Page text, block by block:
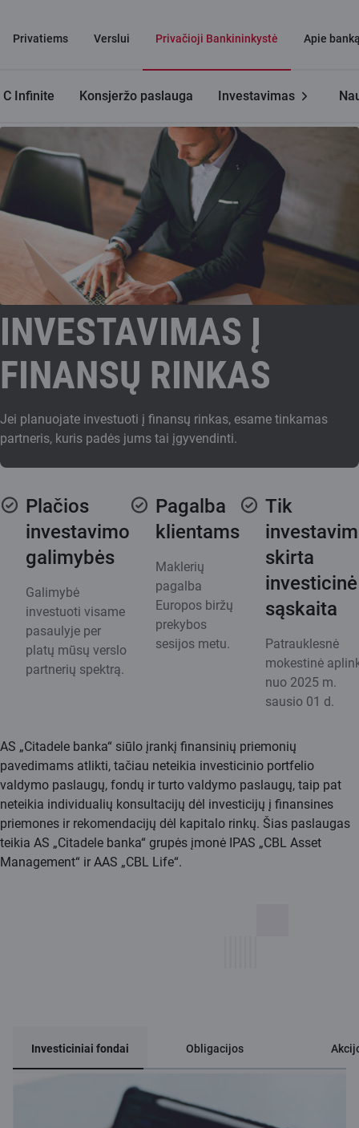
Privatiems Verslui Privačioji Bankininkystė Apie
C Infinite Konsjeržo paslauga Investavimas
INVESTAVIMAS Į
FINANSŲ RINKAS
Jei planuojate investuoti į finansų rinkas, esame tinkamas
partneris, kuris padės jums tai įgyvendinti.
Plačios
investavimo
galimybės
Galimybė
investuoti visame
pasaulyje per
platų mūsų verslo
partnerių spektrą.
Pagalba
klientams
Maklerių
pagalba
Europos biržų
prekybos
sesijos metu.
Tik
skirta
investicinė
sąskaita
Patrauklesnė
mokestinė
nuo 2025 m.
sausio 01 d.
AS „Citadele banka“ siūlo įrankį finansinių priemonių
pavedimams atlikti, tačiau neteikia investicinio portfelio
valdymo paslaugų, fondų ir turto valdymo paslaugų, taip pat
neteikia individualių konsultacijų dėl investicijų į finansines
priemones ir rekomendacijų dėl kapitalo rinkų. Šias paslaugas
teikia AS „Citadele banka“ grupės įmonė IPAS „CBL Asset
Management“ ir AAS „CBL Life“.
Investiciniai fondai Obligacijos